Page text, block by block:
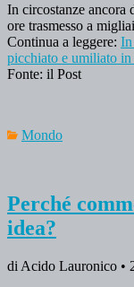
In circostanze ancora
ore trasmesso a
Continua a leggere: In
picchiato e umiliato
Fonte: il Post
Mondo
Perché
idea?
di Acido Lauronico •